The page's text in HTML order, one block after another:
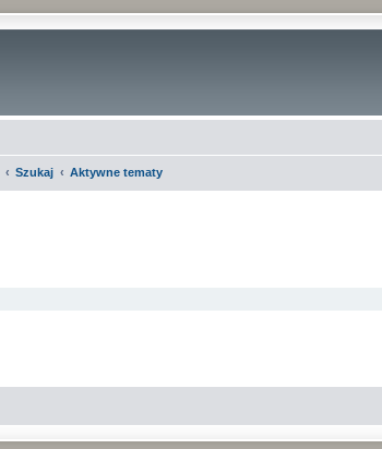
Szukaj Aktywne tematy